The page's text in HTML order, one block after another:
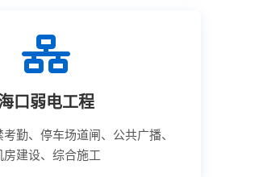
口弱电工程
勤、停车场道闸、公共广播、
房建设、综合施工